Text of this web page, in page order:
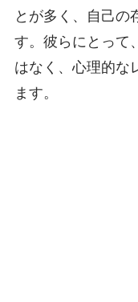
とが多く、自己の
す。彼らにとって
はなく、心理的な
ます。